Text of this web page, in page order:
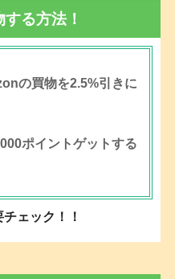
る方法！
の買物を2.5%引きに
ポイントゲットする
ェック！！